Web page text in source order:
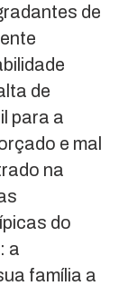
de
de
para a
e mal
na
do
a
família a